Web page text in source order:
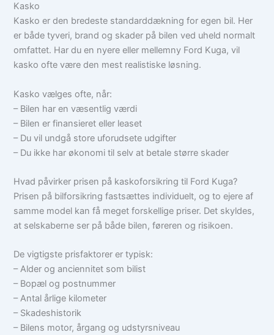
Kasko
Kasko er den bredeste standarddækning for egen bil. Her
er både tyveri, brand og skader på bilen ved uheld normalt
omfattet. Har du en nyere eller mellemny Ford Kuga, vil
kasko ofte være den mest realistiske løsning.
Kasko vælges ofte, når:
– Bilen har en væsentlig værdi
– Bilen er finansieret eller leaset
– Du vil undgå store uforudsete udgifter
– Du ikke har økonomi til selv at betale større skader
Hvad påvirker prisen på kaskoforsikring til Ford Kuga?
Prisen på bilforsikring fastsættes individuelt, og to ejere af
samme model kan få meget forskellige priser. Det skyldes,
at selskaberne ser på både bilen, føreren og risikoen.
De vigtigste prisfaktorer er typisk:
– Alder og anciennitet som bilist
– Bopæl og postnummer
– Antal årlige kilometer
– Skadeshistorik
– Bilens motor, årgang og udstyrsniveau